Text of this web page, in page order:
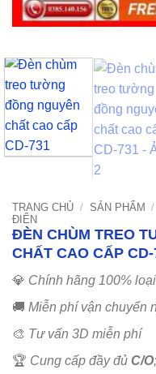
TRANG CHỦ / SẢN PHẨM /
ĐIỂN
ĐÈN CHÙM TREO
CHẤT CAO CẤP
💎 Chính hãng 100%
🚚 Miễn phí vận chuyển
🎨 Tư vấn 3D miễn phí
🏆 Cung cấp đầy đủ C/O;